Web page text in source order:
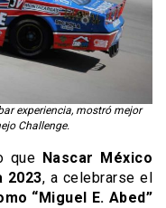
experiencia, mostró mejor
Challenge.
que Nascar México
2023, a celebrarse el
“Miguel E. Abed”